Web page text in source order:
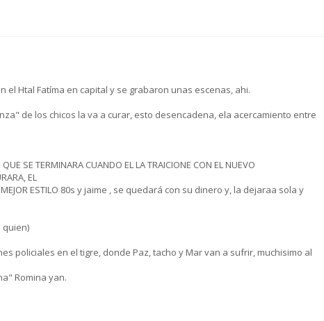
el Htal Fatíma en capital y se grabaron unas escenas, ahi.
de los chicos la va a curar, esto desencadena, ela acercamiento entre
SE TERMINARA CUANDO EL LA TRAICIONE CON EL NUEVO
EL
MEJOR ESTILO 80s y jaime , se quedará con su dinero y, la dejaraa sola y
quien)
policiales en el tigre, donde Paz, tacho y Mar van a sufrir, muchisimo al
Romina yan.